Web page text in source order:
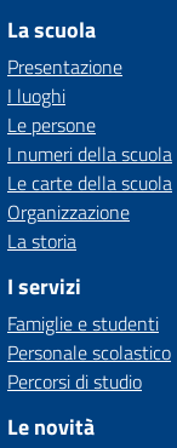
La scuola
Presentazione
I luoghi
Le persone
I numeri della scuola
Le carte della scuola
Organizzazione
La storia
I servizi
Famiglie e studenti
Personale scolastico
Percorsi di studio
Le novità